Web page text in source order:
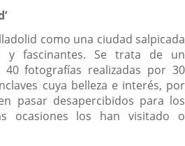
como una ciudad salpicada
y fascinantes. Se trata de un
fotografías realizadas por 30
cuya belleza e interés, por
pasar desapercibidos para los
ocasiones los han visitado o